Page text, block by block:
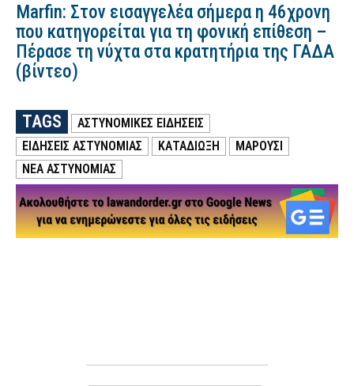
Marfin: Στον εισαγγελέα σήμερα η 46χρονη
που κατηγορείται για τη φονική επίθεση –
Πέρασε τη νύχτα στα κρατητήρια της ΓΑΔΑ
(βίντεο)
TAGS
ΑΣΤΥΝΟΜΙΚΕΣ ΕΙΔΗΣΕΙΣ
ΕΙΔΗΣΕΙΣ ΑΣΤΥΝΟΜΙΑΣ
ΚΑΤΑΔΙΩΞΗ
ΜΑΡΟΥΣΙ
ΝΕΑ ΑΣΤΥΝΟΜΙΑΣ